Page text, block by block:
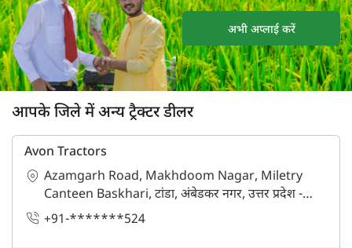
अभी अप्लाई करें
आपके जिले में अन्य ट्रैक्टर डीलर
Avon Tractors
Azamgarh Road, Makhdoom Nagar, Miletry
Canteen Baskhari, टांडा, अंबेडकर नगर, उत्तर प्रदेश -
224129
+91-*******524